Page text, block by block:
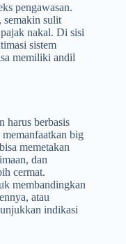
pengawasan.
semakin sulit
nakal. Di sisi
sistem
memiliki andil
harus berbasis
big
memetakan
dan
cermat.
membandingkan
atau
indikasi